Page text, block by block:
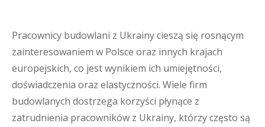
Pracownicy budowlani z Ukrainy cieszą się rosnącym
zainteresowaniem w Polsce oraz innych krajach
europejskich, co jest wynikiem ich umiejętności,
doświadczenia oraz elastyczności. Wiele firm
budowlanych dostrzega korzyści płynące z
zatrudnienia pracowników z Ukrainy, którzy często są